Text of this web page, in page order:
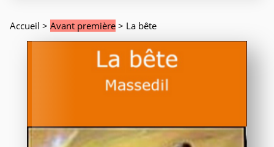
Accueil > Avant première > La bête